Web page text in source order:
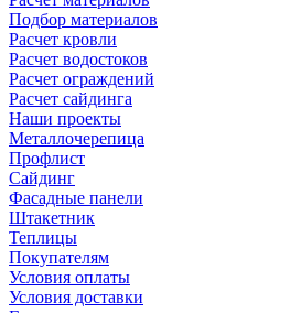
Подбор материалов
Расчет кровли
Расчет водостоков
Расчет ограждений
Расчет сайдинга
Наши проекты
Металлочерепица
Профлист
Сайдинг
Фасадные панели
Штакетник
Теплицы
Покупателям
Условия оплаты
Условия доставки